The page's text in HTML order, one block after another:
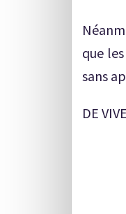
que
sans
DE